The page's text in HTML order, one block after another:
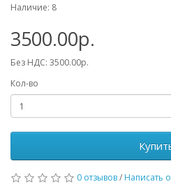
Наличие: 8
3500.00р.
Без НДС: 3500.00р.
Кол-во
0 отзывов/ Написать